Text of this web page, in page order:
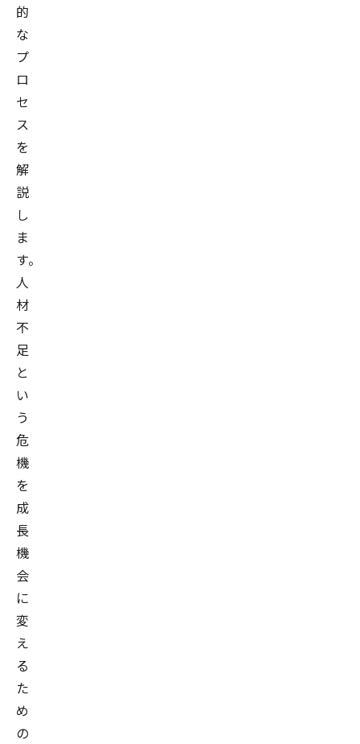
的
な
プ
ロ
セ
ス
を
解
説
し
ま
す。
人
材
不
足
と
い
う
危
機
を
成
長
機
会
に
変
え
る
た
め
の